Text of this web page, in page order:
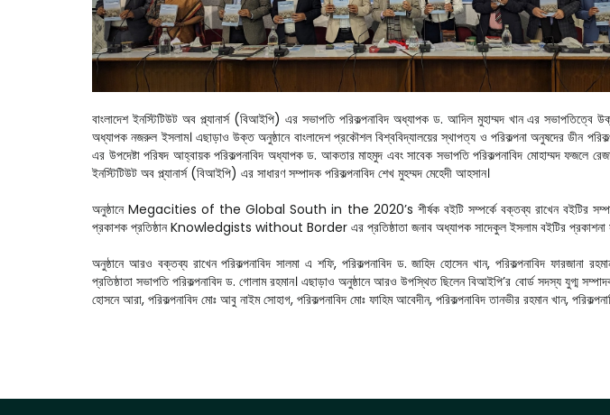
বাংলাদেশ ইনস্টিটিউট অব প্ল্যানার্স (বিআইপি) এর সভাপতি পরিকল্পনাবিদ অধ্যাপক ড. আদিল মুহাম্মদ খান এর সভাপতিত্বে
অধ্যাপক নজরুল ইসলাম। এছাড়াও উক্ত অনুষ্ঠানে বাংলাদেশ প্রকৌশল বিশ্ববিদ্যালয়ের স্থাপত্য ও পরিকল্পনা অনুষদের ডীন
এর উপদেষ্টা পরিষদ আহ্বায়ক পরিকল্পনাবিদ অধ্যাপক ড. আকতার মাহমুদ এবং সাবেক সভাপতি পরিকল্পনাবিদ মোহাম্মদ ফজলে
ইনস্টিটিউট অব প্ল্যানার্স (বিআইপি) এর সাধারণ সম্পাদক পরিকল্পনাবিদ শেখ মুহম্মদ মেহেদী আহসান।
অনুষ্ঠানে Megacities of the Global South in the 2020’s শীর্ষক বইটি সম্পর্কে বক্তব্য রাখেন বইটির
প্রকাশক প্রতিষ্ঠান Knowledgists without Border এর প্রতিষ্ঠাতা জনাব অধ্যাপক সাদেকুল ইসলাম বইটির প্রকাশনা
অনুষ্ঠানে আরও বক্তব্য রাখেন পরিকল্পনাবিদ সালমা এ শফি, পরিকল্পনাবিদ ড. জাহিদ হোসেন খান, পরিকল্পনাবিদ ফারজানা
প্রতিষ্ঠাতা সভাপতি পরিকল্পনাবিদ ড. গোলাম রহমান। এছাড়াও অনুষ্ঠানে আরও উপস্থিত ছিলেন বিআইপি’র বোর্ড সদস্য যুগ্ম
হোসনে আরা, পরিকল্পনাবিদ মোঃ আবু নাইম সোহাগ, পরিকল্পনাবিদ মোঃ ফাহিম আবেদীন, পরিকল্পনাবিদ তানভীর রহমান খান,